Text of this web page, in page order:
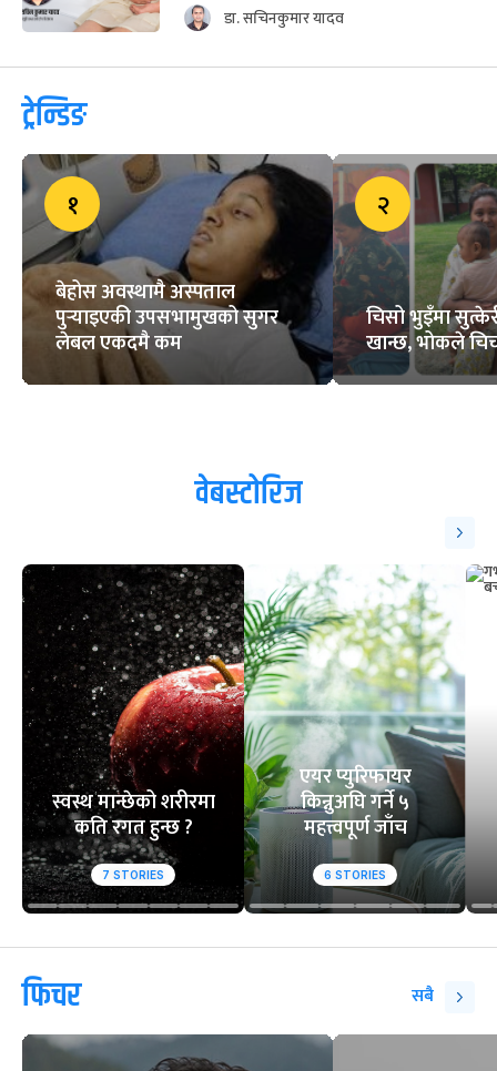
डा. सचिनकुमार यादव
ट्रेन्डिङ
१
बेहोस अवस्थामै अस्पताल
पुर्‍याइएकी उपसभामुखको सुगर
लेबल एकदमै कम
२
चिसो भुइँमा
खान्छ, भोकले
वेबस्टोरिज
स्वस्थ मान्छेको शरीरमा
कति रगत हुन्छ ?
7 STORIES
एयर प्युरिफायर
किन्नुअघि गर्ने ५
महत्त्वपूर्ण जाँच
6 STORIES
फिचर सबै